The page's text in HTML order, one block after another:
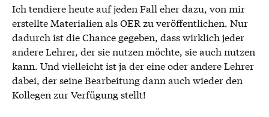
Ich tendiere heute auf jeden Fall eher dazu, von mir
erstellte Materialien als OER zu veröffentlichen. Nur
dadurch ist die Chance gegeben, dass wirklich jeder
andere Lehrer, der sie nutzen möchte, sie auch nutzen
kann. Und vielleicht ist ja der eine oder andere Lehrer
dabei, der seine Bearbeitung dann auch wieder den
Kollegen zur Verfügung stellt!